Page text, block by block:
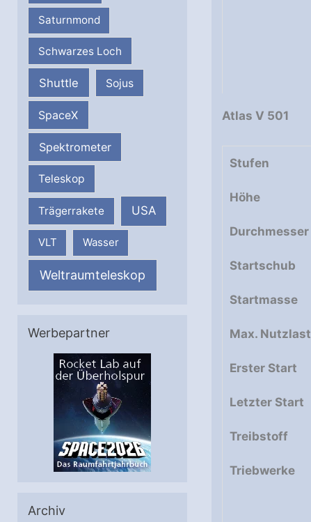
Saturnmond
Schwarzes Loch
Shuttle Sojus
SpaceX
Spektrometer
Teleskop
Trägerrakete USA
VLT Wasser
Weltraumteleskop
Werbepartner
Archiv
Atlas V 501
Stufen
Höhe
Durchmesser
Startschub
Startmasse
Max. Nutzlast
Erster Start
Letzter Start
Treibstoff
Triebwerke